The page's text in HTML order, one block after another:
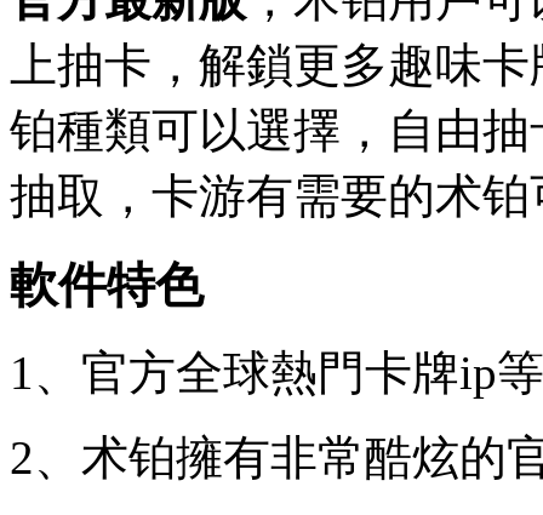
上抽卡，解鎖更多趣味
铂種類可以選擇，自由
抽取，卡游有需要的术
軟件特色
1、官方全球熱門卡牌ip
2、术铂擁有非常酷炫的